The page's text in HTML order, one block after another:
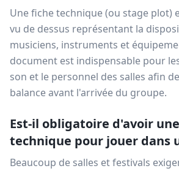
Une fiche technique (ou stage plot)
vu de dessus représentant la
musiciens, instruments et
document est indispensable pour
son et le personnel des salles afin
balance avant l'arrivée du groupe.
Est-il obligatoire d'avoir
technique pour jouer dans
Beaucoup de salles et festivals